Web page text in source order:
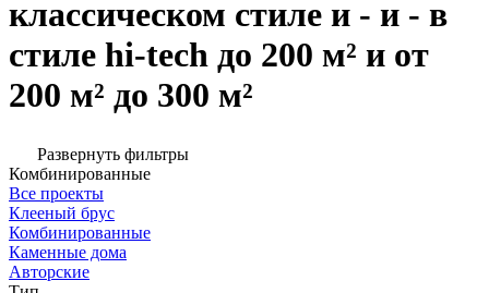
классическом стиле и - и - в
стиле hi-tech до 200 м² и от
200 м² до 300 м²
Развернуть фильтры
Комбинированные
Все проекты
Клееный брус
Комбинированные
Каменные дома
Авторские